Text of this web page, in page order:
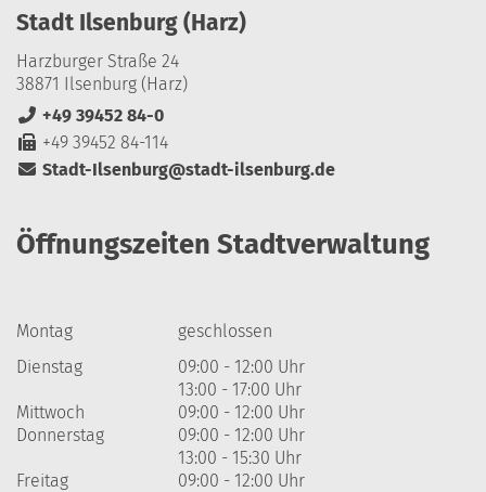
Stadt Ilsenburg (Harz)
Harzburger Straße 24
38871 Ilsenburg (Harz)
+49 39452 84-0
+49 39452 84-114
Stadt-Ilsenburg@stadt-ilsenburg.de
Öffnungszeiten Stadtverwaltung
Montag
geschlossen
Dienstag
09:00 - 12:00 Uhr
13:00 - 17:00 Uhr
Mittwoch
09:00 - 12:00 Uhr
Donnerstag
09:00 - 12:00 Uhr
13:00 - 15:30 Uhr
Freitag
09:00 - 12:00 Uhr